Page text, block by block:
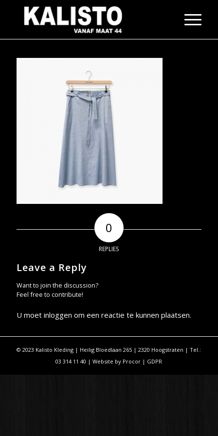
0
REPLIES
Leave a Reply
Want to join the discussion?
Feel free to contribute!
U moet inloggen om een reactie te kunnen plaatsen.
© 2023 Kalisto Kleding | Heilig Bloedlaan 265 | 2320 Hoogstraten | Tel.:
03 314 11 40 | Website by Procor | GDPR